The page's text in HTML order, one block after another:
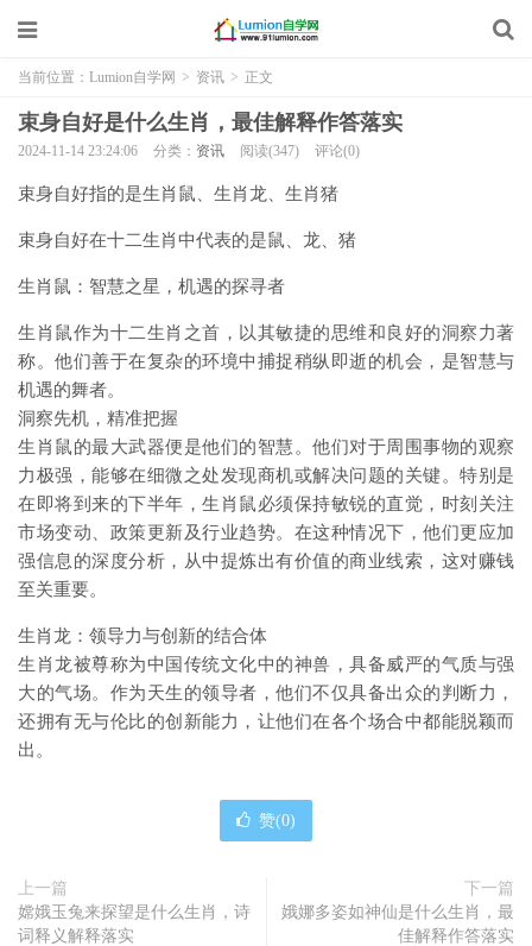
当前位置： Lumion自学网 > 资讯 > 正文
束身自好是什么生肖，最佳解释作答落实
2024-11-14 23:24:06 分类： 资讯 阅读(347) 评论(0)
束身自好指的是生肖鼠、生肖龙、生肖猪
束身自好在十二生肖中代表的是鼠、龙、猪
生肖鼠：智慧之星，机遇的探寻者
生肖鼠作为十二生肖之首，以其敏捷的思维和良好的洞察力著
称。他们善于在复杂的环境中捕捉稍纵即逝的机会，是智慧与
机遇的舞者。
洞察先机，精准把握
生肖鼠的最大武器便是他们的智慧。他们对于周围事物的观察
力极强，能够在细微之处发现商机或解决问题的关键。特别是
在即将到来的下半年，生肖鼠必须保持敏锐的直觉，时刻关注
市场变动、政策更新及行业趋势。在这种情况下，他们更应加
强信息的深度分析，从中提炼出有价值的商业线索，这对赚钱
至关重要。
生肖龙：领导力与创新的结合体
生肖龙被尊称为中国传统文化中的神兽，具备威严的气质与强
大的气场。作为天生的领导者，他们不仅具备出众的判断力，
还拥有无与伦比的创新能力，让他们在各个场合中都能脱颖而
出。
赞(0)
上一篇
嫦娥玉兔来探望是什么生肖，诗
词释义解释落实
下一篇
娥娜多姿如神仙是什么生肖，最
佳解释作答落实